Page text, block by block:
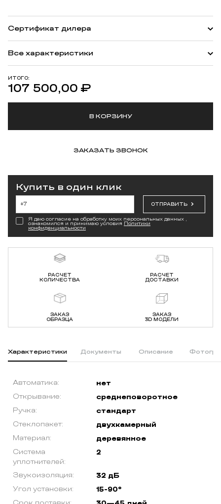
ИТОГО:
107 500,00 ₽
В КОРЗИНУ
ЗАКАЗАТЬ ЗВОНОК
Все характеристики
Сертификат дилера
Купить в один клик
ОТПРАВИТЬ
Я даю согласие на обработку моих персональных данных ,
ознакомился и принимаю условия Политики
конфиденциальности
РАСЧЕТ
КОЛИЧЕСТВА
РАСЧЕТ
ДОСТАВКИ
ЗАКАЗ
ОБРАЗЦА
ЗАКАЗ
3D МОДЕЛИ
Характеристики Документы Описание
Автоматика: нет
Открывание: среднеповоротное
Ручка: стандарт
Стеклопакет: двухкамерный
Материал: деревянное
Система
уплотнителей:
2
Звукоизоляция: 32 дБ
Угол установки: 15-90°
Срок поставки: